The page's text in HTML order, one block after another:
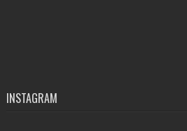
INSTAGRAM